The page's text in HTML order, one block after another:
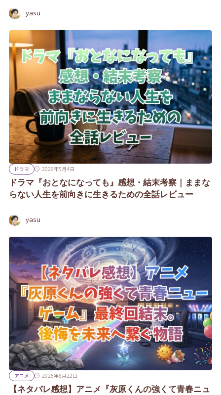
yasu
ドラマ 2026年5月4日
ドラマ『おとなになっても』感想・結末考察｜ままな
らない人生を前向きに生きるための全話レビュー
yasu
アニメ 2026年6月22日
【ネタバレ感想】アニメ『灰原くんの強くて青春ニュ